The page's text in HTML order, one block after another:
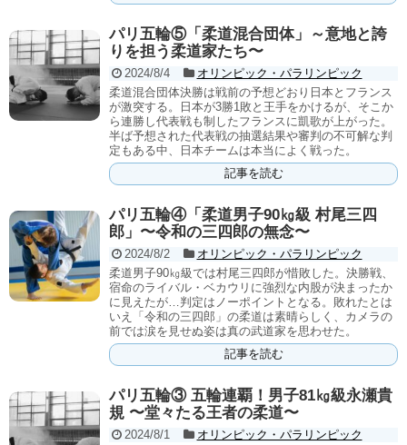
パリ五輪⑤「柔道混合団体」～意地と誇
りを担う柔道家たち〜
2024/8/4
オリンピック・パラリンピック
柔道混合団体決勝は戦前の予想どおり日本とフランス
が激突する。日本が3勝1敗と王手をかけるが、そこか
ら連勝し代表戦も制したフランスに凱歌が上がった。
半ば予想された代表戦の抽選結果や審判の不可解な判
定もある中、日本チームは本当によく戦った。
記事を読む
パリ五輪④「柔道男子90㎏級 村尾三四
郎」〜令和の三四郎の無念〜
2024/8/2
オリンピック・パラリンピック
柔道男子90㎏級では村尾三四郎が惜敗した。決勝戦、
宿命のライバル・ベカウリに強烈な内股が決まったか
に見えたが…判定はノーポイントとなる。敗れたとは
いえ「令和の三四郎」の柔道は素晴らしく、カメラの
前では涙を見せぬ姿は真の武道家を思わせた。
記事を読む
パリ五輪③ 五輪連覇！男子81㎏級永瀬貴
規 〜堂々たる王者の柔道〜
2024/8/1
オリンピック・パラリンピック